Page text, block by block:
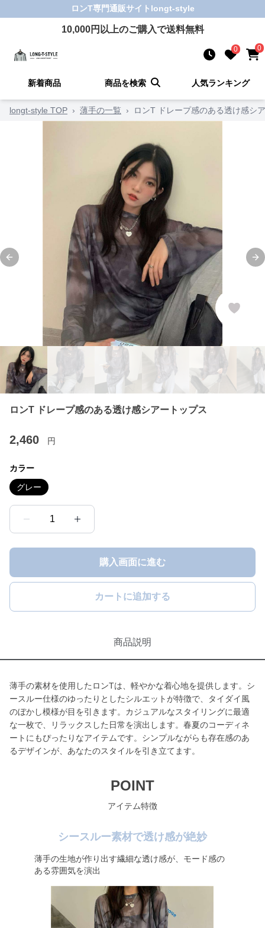
ロンT専門通販サイト longt-style
10,000円以上のご購入で送料無料
0 0
新着商品 商品を検索 人気ランキング
longt-style TOP › 薄手の一覧 › ロンT ドレープ感のある透け感シ
Previous slide
ロンT ドレープ感のある透け感シアートップス
2,460 円
カラー
グレー
1
購入画面に進む
カートに追加する
商品説明
薄手の素材を使用したロンTは、軽やかな着心地を提供します。シ
ースルー仕様のゆったりとしたシルエットが特徴で、タイダイ風
のぼかし模様が目を引きます。カジュアルなスタイリングに最適
な一枚で、リラックスした日常を演出します。春夏のコーディネ
ートにもぴったりなアイテムです。シンプルながらも存在感のあ
るデザインが、あなたのスタイルを引き立てます。
POINT
アイテム特徴
シースルー素材で透け感が絶妙
薄手の生地が作り出す繊細な透け感が、モード感の
ある雰囲気を演出